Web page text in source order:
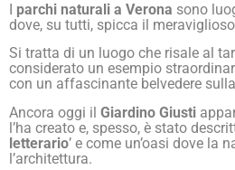
I parchi naturali a Verona sono
dove, su tutti, spicca il meraviglioso
Si tratta di un luogo che risale al
considerato un esempio
con un affascinante belvedere
Ancora oggi il Giardino Giusti
l’ha creato e, spesso, è stato
letterario’ e come un’oasi dove la
l’architettura.